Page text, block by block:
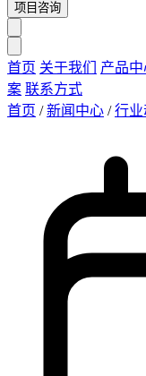
项目咨询
首页 关于我们 产品
案 联系方式
首页 / 新闻中心 / 行